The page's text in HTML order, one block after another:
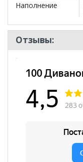
Наполнение
Ящики
Посадочных
Наличие короба
Форма
Наличие спинки
подлокотников
Отзывы: